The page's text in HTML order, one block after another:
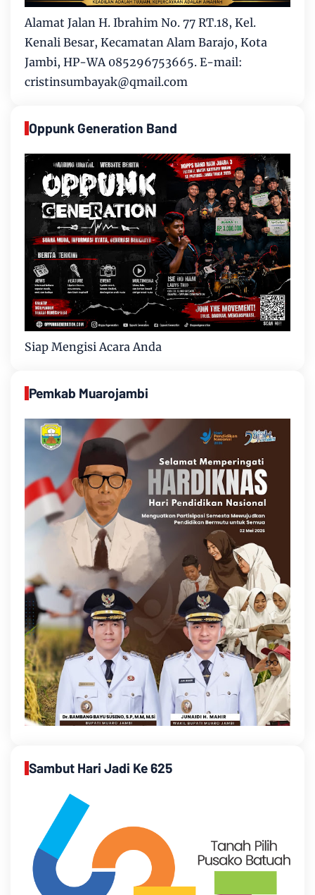
Alamat Jalan H. Ibrahim No. 77 RT.18, Kel.
Kenali Besar, Kecamatan Alam Barajo, Kota
Jambi, HP-WA 085296753665. E-mail:
cristinsumbayak@qmail.com
Oppunk Generation Band
Siap Mengisi Acara Anda
Pemkab Muarojambi
Sambut Hari Jadi Ke 625